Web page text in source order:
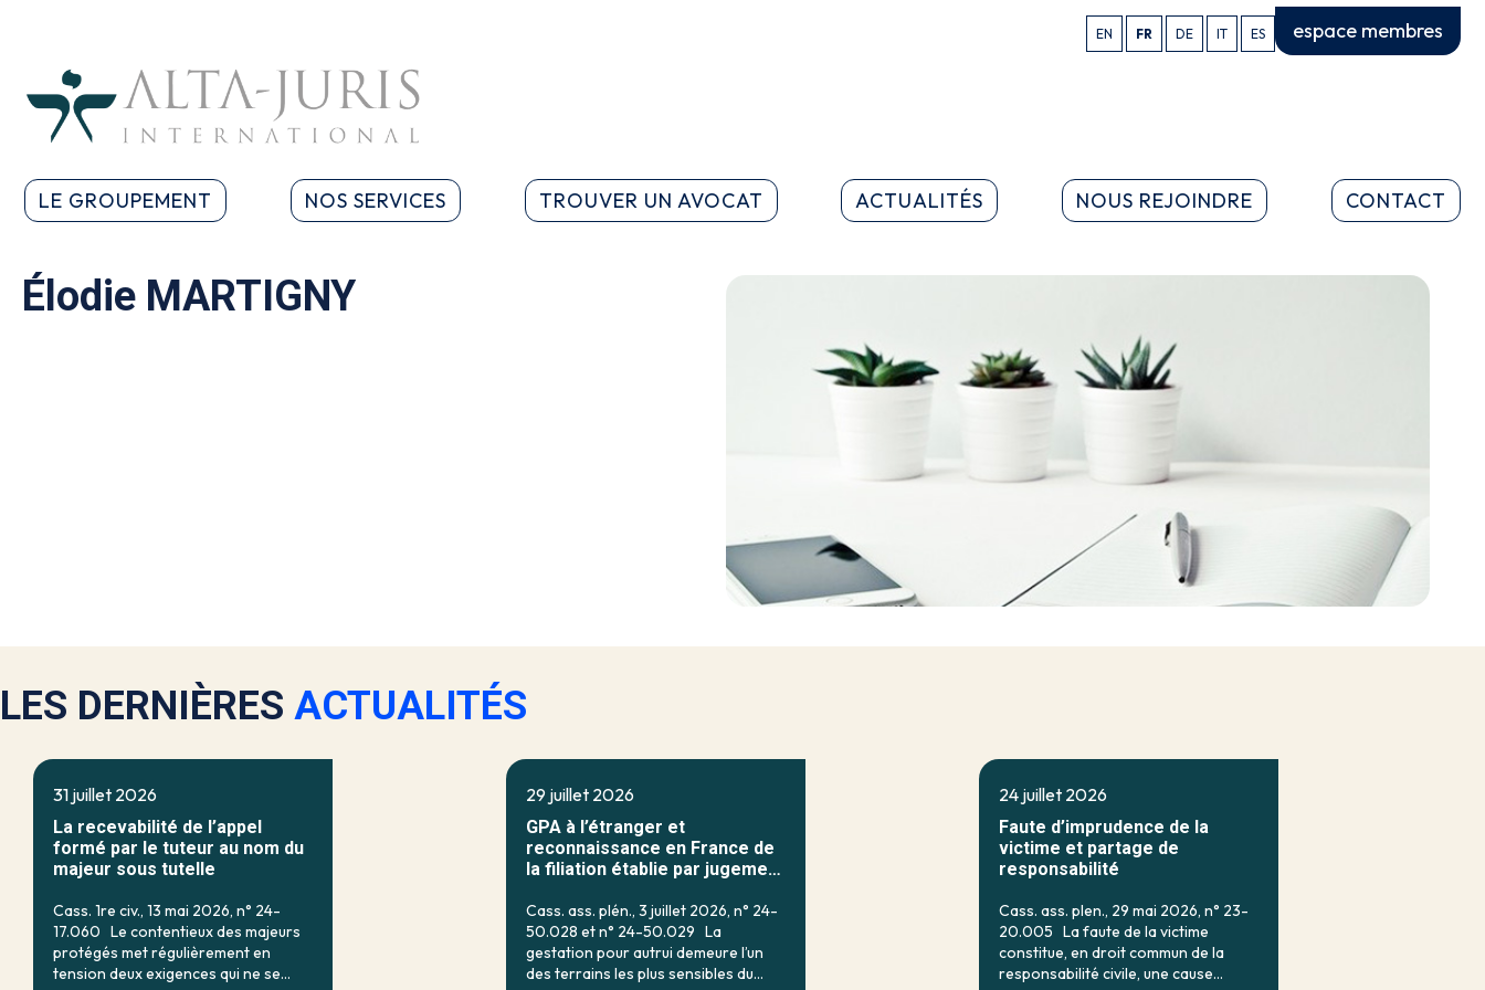
EN FR DE IT ES espace membres
LE GROUPEMENT NOS SERVICES TROUVER UN AVOCAT ACTUALITÉS NOUS REJOINDRE CONTACT
Élodie MARTIGNY
LES DERNIÈRES ACTUALITÉS
31 juillet 2026
La recevabilité de l’appel
formé par le tuteur au nom du
majeur sous tutelle
Cass. 1re civ., 13 mai 2026, n° 24-
17.060 Le contentieux des majeurs
protégés met régulièrement en
tension deux exigences qui ne se
29 juillet 2026
GPA à l’étranger et
reconnaissance en France de
la filiation établie par jugement
Cass. ass. plén., 3 juillet 2026, n° 24-
50.028 et n° 24-50.029 La
gestation pour autrui demeure l’un
des terrains les plus sensibles du
24 juillet 2026
Faute d’imprudence de la
victime et partage de
responsabilité
Cass. ass. plen., 29 mai 2026, n° 23-
20.005 La faute de la victime
constitue, en droit commun de la
responsabilité civile, une cause